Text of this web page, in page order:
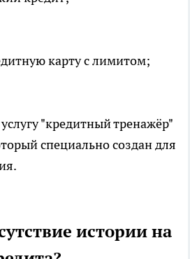
карту с лимитом;
"кредитный тренажёр"
специально создан для
истории на